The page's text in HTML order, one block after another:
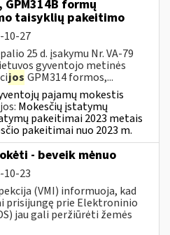
GPM314B formų
taisyklių pakeitimo
10-27
25 d. įsakymu Nr. VA-79
gyventojo metinės
jos GPM314 formos,...
pajamų mokestis
Mokesčių įstatymų
pakeitimai 2023 metais
pakeitimai nuo 2023 m.
- beveik mėnuo
10-23
(VMI) informuoja, kad
prisijungę prie Elektroninio
jau gali peržiūrėti žemės